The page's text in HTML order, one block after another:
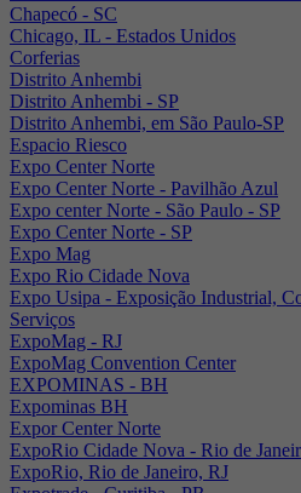
Chapecó - SC
Chicago, IL - Estados Unidos
Corferias
Distrito Anhembi
Distrito Anhembi - SP
Distrito Anhembi, em São Paulo-SP
Espacio Riesco
Expo Center Norte
Expo Center Norte - Pavilhão Azul
Expo center Norte - São Paulo - SP
Expo Center Norte - SP
Expo Mag
Expo Rio Cidade Nova
Expo Usipa - Exposição Industrial,
Serviços
ExpoMag - RJ
ExpoMag Convention Center
EXPOMINAS - BH
Expominas BH
Expor Center Norte
ExpoRio Cidade Nova - Rio de
ExpoRio, Rio de Janeiro, RJ